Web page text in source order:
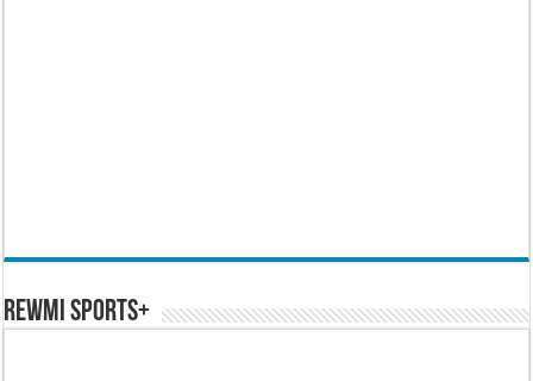
REWMI SPORTS+